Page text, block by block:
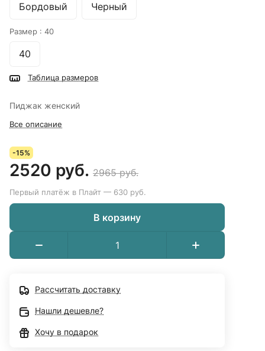
Бордовый Черный
Размер : 40
40
Таблица размеров
Пиджак женский
Все описание
-15%
2520 руб. 2965 руб.
Первый платёж в Плайт — 630 руб.
В корзину
Рассчитать доставку
Нашли дешевле?
Хочу в подарок